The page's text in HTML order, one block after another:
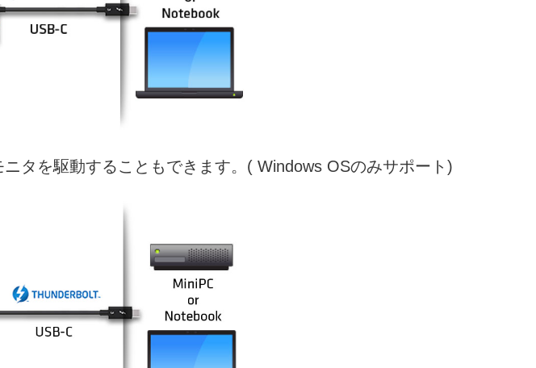
タを駆動することもできます。( Windows OSのみサポート)